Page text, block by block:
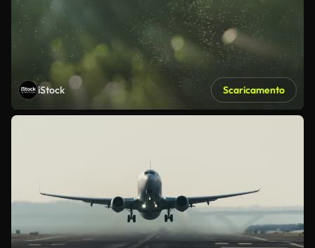
iStock Scaricamento